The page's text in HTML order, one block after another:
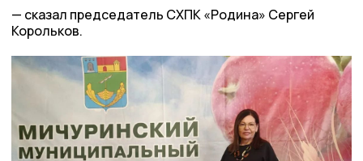
сказал председатель СХПК «Родина» Сергей
Корольков.